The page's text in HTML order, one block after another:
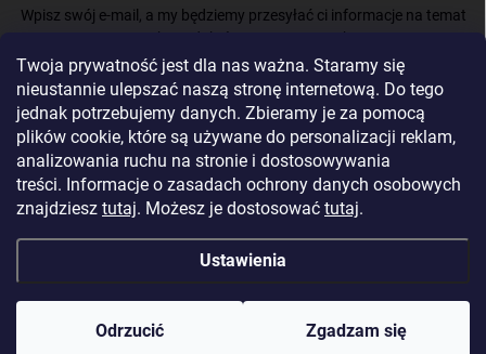
Twoja prywatność jest dla nas ważna. Staramy się
nieustannie ulepszać naszą stronę internetową. Do tego
jednak potrzebujemy danych. Zbieramy je za pomocą
plików cookie, które są używane do personalizacji reklam,
analizowania ruchu na stronie i dostosowywania
treści. Informacje o zasadach ochrony danych osobowych
znajdziesz tutaj. Możesz je dostosować tutaj.
Ustawienia
Odrzucić Zgadzam się
Wpisz swój e-mail, a my będziemy przesyłać ci informacje na temat
nowych produktów na naszym e-shop.
E-MAIL
Podając e-mail, akceptujeszpolitykę prywatności.
Zaloguj się
Copyright 2026BERGAM. Wszystkie prawa zastrzeżone.Edytuj ustawienia